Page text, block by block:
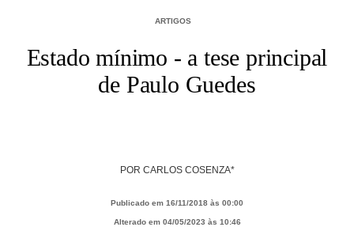
ARTIGOS
Estado mínimo - a tese principal
de Paulo Guedes
POR CARLOS COSENZA*
Publicado em 16/11/2018 às 00:00
Alterado em 04/05/2023 às 10:46